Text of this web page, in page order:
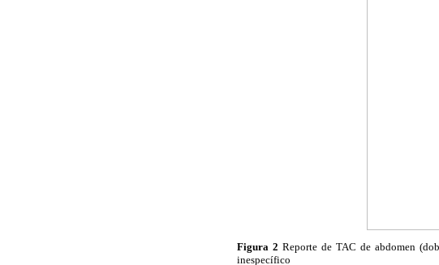
Figura 2 Reporte de TAC de abdomen
inespecífico